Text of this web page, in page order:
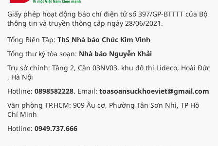
Giấy phép hoạt động báo chí điện tử số 397/GP-BTTTT của Bộ
thông tin và truyền thông cấp ngày 28/06/2021.
Tổng Biên Tập: ThS Nhà báo Chúc Kim Vinh
Tổng thư ký tòa soạn: Nhà báo Nguyễn Khải
Trụ sở chính: Tầng 2, Căn 03NV03, khu đô thị Lideco, Hoài Đức
, Hà Nội
Hotline: 0898582228. Email: toasoansuckhoeviet@gmail.com
Văn phòng TP.HCM: 909 Âu cơ, Phường Tân Sơn Nhì, TP Hồ
Chí Minh
Hotline: 0949.737.666